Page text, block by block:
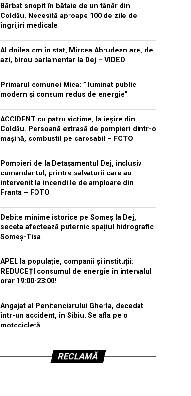
Bărbat snopit în bătaie de un tânăr din
Coldău. Necesită aproape 100 de zile de
îngrijiri medicale
Al doilea om în stat, Mircea Abrudean are, de
azi, birou parlamentar la Dej – VIDEO
Primarul comunei Mica: ”Iluminat public
modern și consum redus de energie”
ACCIDENT cu patru victime, la ieșire din
Coldău. Persoană extrasă de pompieri dintr-o
mașină, combustil pe carosabil – FOTO
Pompieri de la Detașamentul Dej, inclusiv
comandantul, printre salvatorii care au
intervenit la incendiile de amploare din
Franța – FOTO
Debite minime istorice pe Someș la Dej,
seceta afectează puternic spațiul hidrografic
Someș-Tisa
APEL la populație, companii și instituții:
REDUCEȚI consumul de energie în intervalul
orar 19:00-23:00!
Angajat al Penitenciarului Gherla, decedat
într-un accident, în Sibiu. Se afla pe o
motocicletă
RECLAMĂ